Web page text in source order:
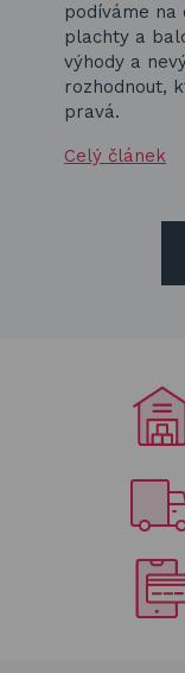
podíváme
plachty a
výhody a
rozhodnout,
pravá.
Celý článek